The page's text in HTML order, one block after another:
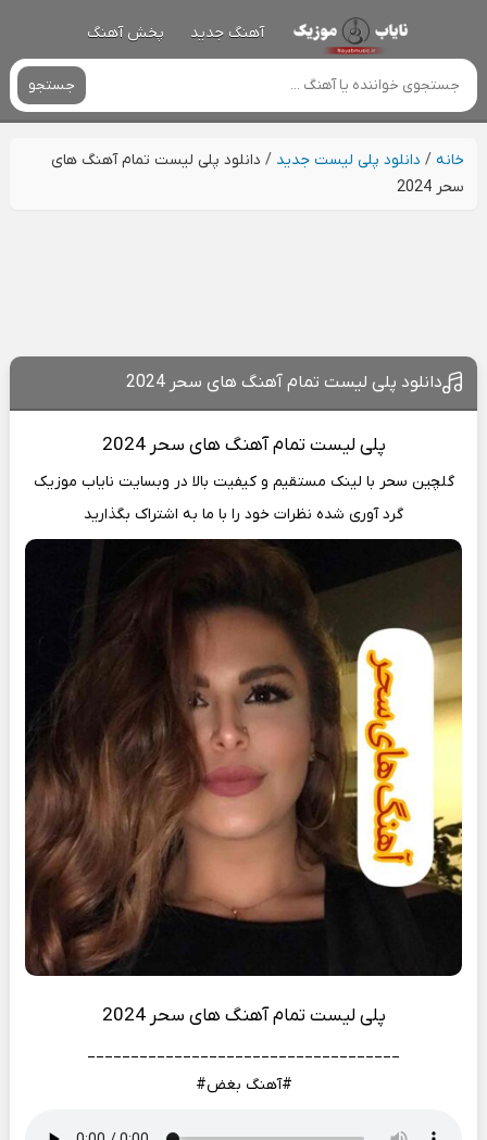
آهنگ جدید پخش آهنگ
جستجو
خانه/ دانلود پلی لیست جدید / دانلود پلی لیست تمام آهنگ های
سحر 2024
دانلود پلی لیست تمام آهنگ های سحر 2024
پلی لیست تمام آهنگ های سحر 2024
گلچین سحر با لینک مستقیم و کیفیت بالا در وبسایت نایاب موزیک
گرد آوری شده نظرات خود را با ما به اشتراک بگذارید
پلی لیست تمام آهنگ های سحر 2024
____________________________________
#آهنگ بغض#